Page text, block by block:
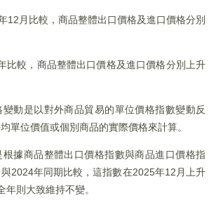
12月比較，商品整體出口價格及進口價格分別
比較，商品整體出口價格及進口價格分別上升
動是以對外商品貿易的單位價格指數變動反
單位價值或個別商品的實際價格來計算。
據商品整體出口價格指數與商品進口價格指
2024年同期比較，這指數在2025年12月上升
則大致維持不變。